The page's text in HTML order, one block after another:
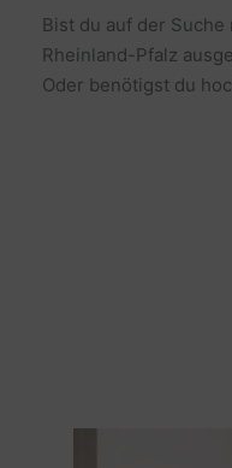
Bist du auf der
Rheinland-Pfalz
Oder benötigst du